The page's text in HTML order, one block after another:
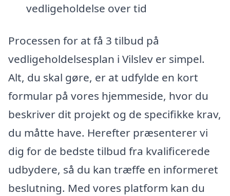
vedligeholdelse over tid
Processen for at få 3 tilbud på
vedligeholdelsesplan i Vilslev er simpel.
Alt, du skal gøre, er at udfylde en kort
formular på vores hjemmeside, hvor du
beskriver dit projekt og de specifikke krav,
du måtte have. Herefter præsenterer vi
dig for de bedste tilbud fra kvalificerede
udbydere, så du kan træffe en informeret
beslutning. Med vores platform kan du